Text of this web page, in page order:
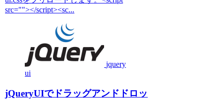
src=""></script><sc...
jquery
ui
jQueryUIでドラッグアンドドロッ